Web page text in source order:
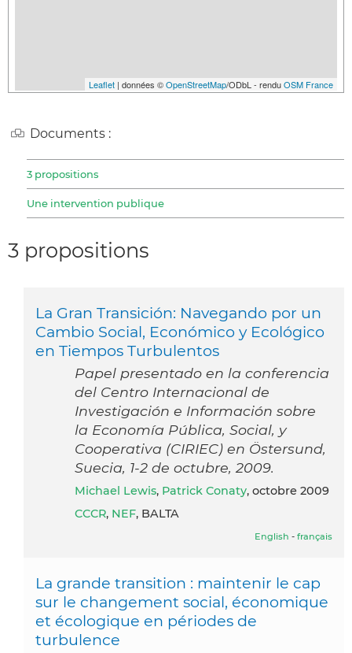
Leaflet | données ©OpenStreetMap/ODbL - renduOSM France
Documents :
3 propositions
Une intervention publique
3 propositions
La Gran Transición: Navegando por un
Cambio Social, Económico y Ecológico
en Tiempos Turbulentos
Papel presentado en la conferencia
del Centro Internacional de
Investigación e Información sobre
la Economía Pública, Social, y
Cooperativa (CIRIEC) en Östersund,
Suecia, 1-2 de octubre, 2009.
Michael Lewis, Patrick Conaty, octobre 2009
CCCR, NEF, BALTA
English - français
La grande transition : maintenir le cap
sur le changement social, économique
et écologique en périodes de
turbulence